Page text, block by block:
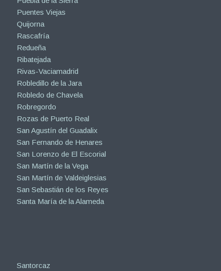
Puentes Viejas
Quijorna
Rascafría
Redueña
Ribatejada
Rivas-Vaciamadrid
Robledillo de la Jara
Robledo de Chavela
Robregordo
Rozas de Puerto Real
San Agustín del Guadalix
San Fernando de Henares
San Lorenzo de El Escorial
San Martín de la Vega
San Martín de Valdeiglesias
San Sebastián de los Reyes
Santa María de la Alameda
Santorcaz